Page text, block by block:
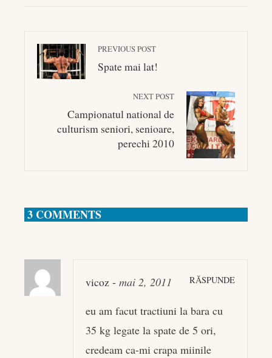
PREVIOUS POST
Spate mai lat!
NEXT POST
Campionatul national de
culturism seniori, senioare,
perechi 2010
3 COMMENTS
vicoz - mai 2, 2011 RĂSPUNDE
eu am facut tractiuni la bara cu
35 kg legate la spate de 5 ori,
credeam ca-mi crapa miinile